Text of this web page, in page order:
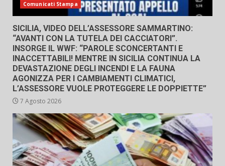
Comunicati Stampa
SICILIA, VIDEO DELL’ASSESSORE SAMMARTINO:
“AVANTI CON LA TUTELA DEI CACCIATORI”.
INSORGE IL WWF: “PAROLE SCONCERTANTI E
INACCETTABILI! MENTRE IN SICILIA CONTINUA LA
DEVASTAZIONE DEGLI INCENDI E LA FAUNA
AGONIZZA PER I CAMBIAMENTI CLIMATICI,
L’ASSESSORE VUOLE PROTEGGERE LE DOPPIETTE”
7 Agosto 2026